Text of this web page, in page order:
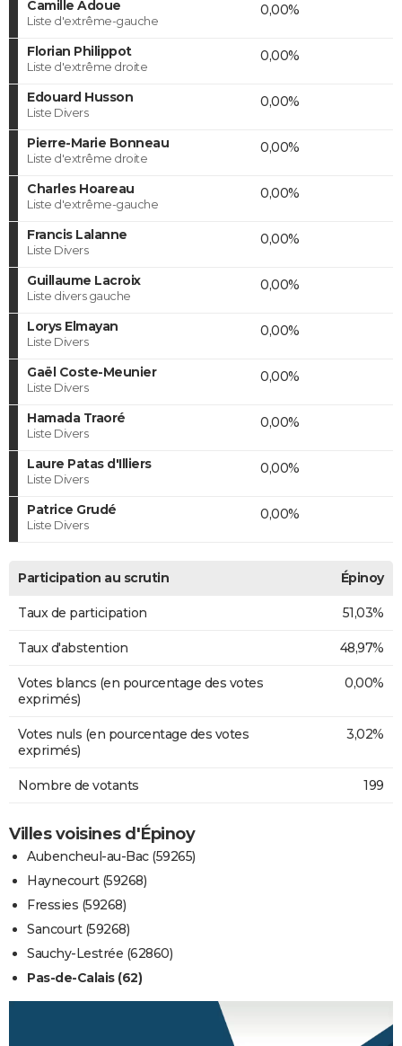
Camille Adoue
Liste d'extrême-gauche
0,00%
Florian Philippot
Liste d'extrême droite
0,00%
Edouard Husson
Liste Divers
0,00%
Pierre-Marie Bonneau
Liste d'extrême droite
0,00%
Charles Hoareau
Liste d'extrême-gauche
0,00%
Francis Lalanne
Liste Divers
0,00%
Guillaume Lacroix
Liste divers gauche
0,00%
Lorys Elmayan
Liste Divers
0,00%
Gaël Coste-Meunier
Liste Divers
0,00%
Hamada Traoré
Liste Divers
0,00%
Laure Patas d'Illiers
Liste Divers
0,00%
Patrice Grudé
Liste Divers
0,00%
Participation au scrutin Épinoy
Taux de participation 51,03%
Taux d'abstention 48,97%
Votes blancs (en pourcentage des votes
exprimés)
0,00%
Votes nuls (en pourcentage des votes
exprimés)
3,02%
Nombre de votants 199
Villes voisines d'Épinoy
Aubencheul-au-Bac (59265)
Haynecourt (59268)
Fressies (59268)
Sancourt (59268)
Sauchy-Lestrée (62860)
Pas-de-Calais (62)